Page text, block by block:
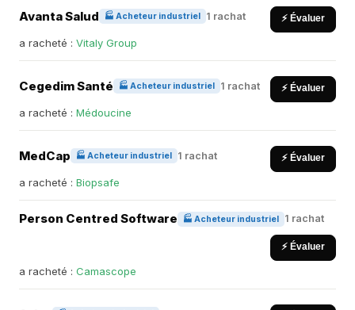
Avanta Salud 🏭 Acheteur industriel 1 rachat ⚡ Évaluer
a racheté : Vitaly Group
Cegedim Santé 🏭 Acheteur industriel 1 rachat ⚡ Évaluer
a racheté : Médoucine
MedCap 🏭 Acheteur industriel 1 rachat ⚡ Évaluer
a racheté : Biopsafe
Person Centred Software 🏭 Acheteur industriel 1 rachat
⚡ Évaluer
a racheté : Camascope